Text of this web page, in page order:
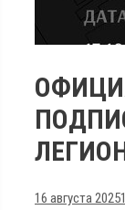
16 августа 2025